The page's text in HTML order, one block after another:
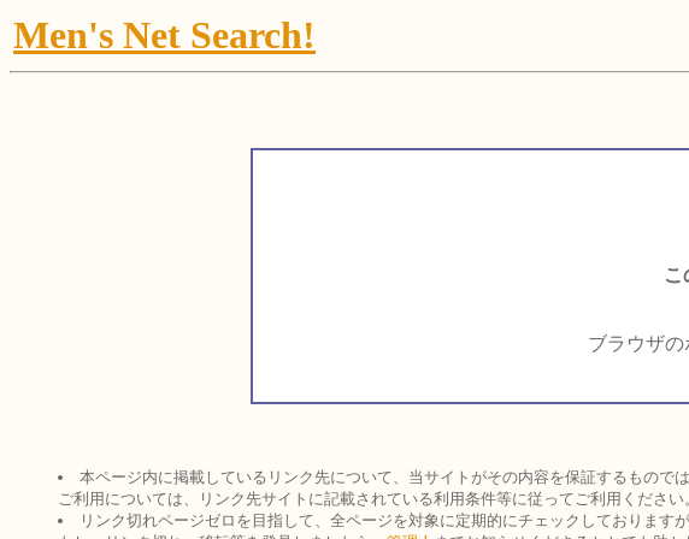
Men's Net Search!
こ
ブラウザの
本ページ内に掲載しているリンク先について、当サイトがその内容を保証するものでは
ご利用については、リンク先サイトに記載されている利用条件等に従ってご利用ください
リンク切れページゼロを目指して、全ページを対象に定期的にチェックしておりますが